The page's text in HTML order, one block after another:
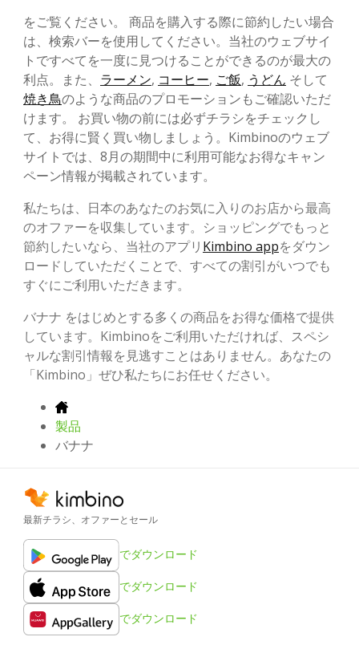
をご覧ください。 商品を購入する際に節約したい場合
は、検索バーを使用してください。当社のウェブサイ
トですべてを一度に見つけることができるのが最大の
利点。また、 ラーメン, コーヒー, ご飯, うどん そして
焼き鳥のような商品のプロモーションもご確認いただ
けます。 お買い物の前には必ずチラシをチェックし
て、お得に賢く買い物しましょう。Kimbinoのウェブ
サイトでは、8月の期間中に利用可能なお得なキャン
ペーン情報が掲載されています。
私たちは、日本のあなたのお気に入りのお店から最高
のオファーを収集しています。ショッピングでもっと
節約したいなら、当社のアプリ Kimbino appをダウン
ロードしていただくことで、すべての割引がいつでも
すぐにご利用いただきます。
バナナ をはじめとする多くの商品をお得な価格で提供
しています。Kimbinoをご利用いただければ、スペシ
ャルな割引情報を見逃すことはありません。あなたの
「Kimbino」ぜひ私たちにお任せください。
製品
バナナ
最新チラシ、オファーとセール
でダウンロード
でダウンロード
でダウンロード